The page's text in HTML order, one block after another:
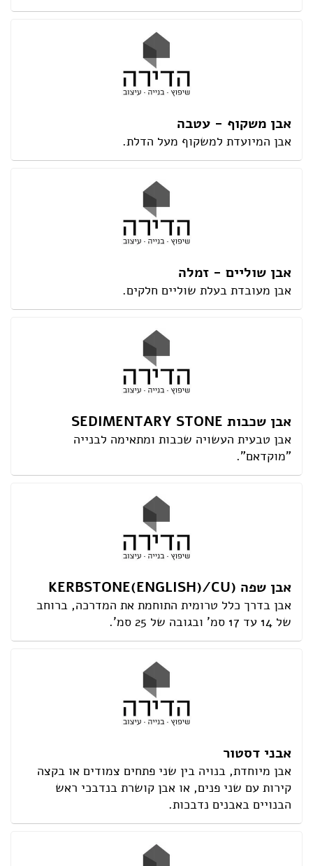
אבן משקוף - עטבה
אבן המיועדת למשקוף מעל הדלת.
אבן שוליים - זמלה
אבן מעובדת בעלת שוליים חלקים.
אבן שכבות SEDIMENTARY STONE
אבן טבעית העשויה שכבות ומתאימה לבנייה
"מוקדאם".
אבן שפה (KERBSTONE(ENGLISH)/CU
אבן בדרך כלל טרומית התוחמת את המדרכה, ברוחב
של 14 עד 17 סמ' ובגובה של 25 סמ'.
אבני דסטור
אבן מיוחדת, בנויה בין שני פתחים צמודים או בקצה
קירות עם שני פנים, או אבן קושרת בנדבכי ראש
הבנויים באבנים נדבכות.